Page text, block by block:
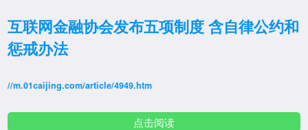
互联网金融协会发布五项制度 含自律公约和
惩戒办法
//m.01caijing.com/article/4949.htm
点击阅读